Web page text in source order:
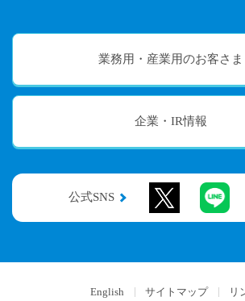
業務用・産業用のお客さま
企業・IR情報
公式SNS
English サイトマップ リ